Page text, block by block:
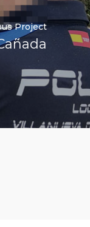
Project